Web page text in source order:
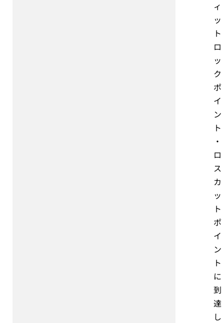
ィ
ッ
ト
ロ
ッ
ク
ポ
イ
ン
ト
・
ロ
ス
カ
ッ
ト
ポ
イ
ン
ト
に
到
達
し